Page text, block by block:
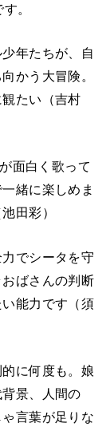
。
年たちが、自
かう大冒険。
たい（吉村
面白く歌って
緒に楽しめま
田彩）
でシータを守
ばさんの判断
能力です（須
に何度も。娘
景、人間の
言葉が足りな